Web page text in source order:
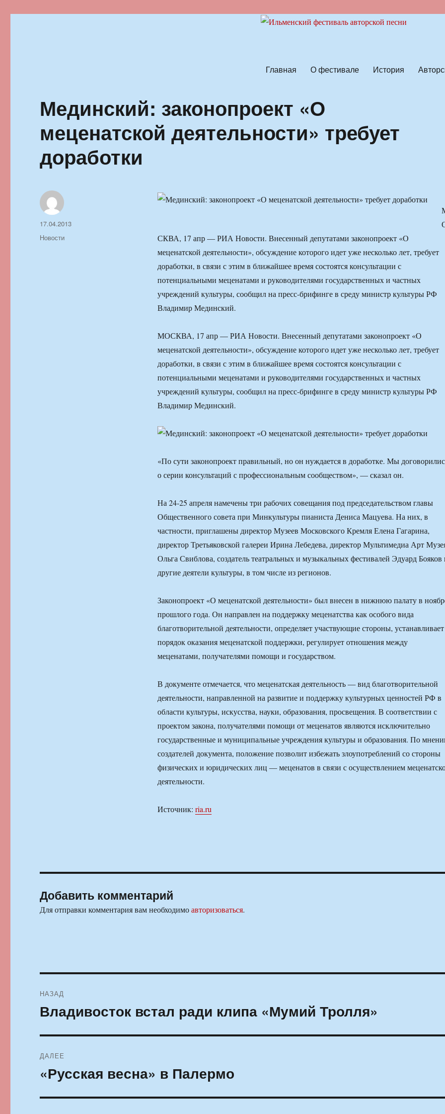
Главная О фестивале История
Мединский: законопроект «О
меценатской деятельности» требует
доработки
СКВА, 17 апр — РИА Новости. Внесенный депутатами законопроект «О
меценатской деятельности», обсуждение которого идет уже несколько лет, требует
доработки, в связи с этим в ближайшее время состоятся консультации с
потенциальными меценатами и руководителями государственных и частных
учреждений культуры, сообщил на пресс-брифинге в среду министр культуры РФ
Владимир Мединский.
МОСКВА, 17 апр — РИА Новости. Внесенный депутатами законопроект «О
меценатской деятельности», обсуждение которого идет уже несколько лет, требует
доработки, в связи с этим в ближайшее время состоятся консультации с
потенциальными меценатами и руководителями государственных и частных
учреждений культуры, сообщил на пресс-брифинге в среду министр культуры РФ
Владимир Мединский.
«По сути законопроект правильный, но он нуждается в доработке. Мы
о серии консультаций с профессиональным сообществом», — сказал он.
На 24-25 апреля намечены три рабочих совещания под председательством главы
Общественного совета при Минкультуры пианиста Дениса Мацуева. На них, в
частности, приглашены директор Музеев Московского Кремля Елена Гагарина,
директор Третьяковской галереи Ирина Лебедева, директор Мультимедиа Арт
Ольга Свиблова, создатель театральных и музыкальных фестивалей Эдуард Бояков
другие деятели культуры, в том числе из регионов.
Законопроект «О меценатской деятельности» был внесен в нижнюю палату в
прошлого года. Он направлен на поддержку меценатства как особого вида
благотворительной деятельности, определяет участвующие стороны, устанавливает
порядок оказания меценатской поддержки, регулирует отношения между
меценатами, получателями помощи и государством.
В документе отмечается, что меценатская деятельность — вид благотворительной
деятельности, направленной на развитие и поддержку культурных ценностей РФ в
области культуры, искусства, науки, образования, просвещения. В соответствии с
проектом закона, получателями помощи от меценатов являются исключительно
государственные и муниципальные учреждения культуры и образования. По
создателей документа, положение позволит избежать злоупотреблений со стороны
физических и юридических лиц — меценатов в связи с осуществлением
деятельности.
Источник: ria.ru
Автор
Опубликовано
17.04.2013
Рубрики
Новости
Добавить комментарий
Для отправки комментария вам необходимоавторизоваться.
по
НАЗАД
Предыдущая
Владивосток встал ради клипа «Мумий Тролля»
ДАЛЕЕ
Следующая
запись:
«Русская весна» в Палермо